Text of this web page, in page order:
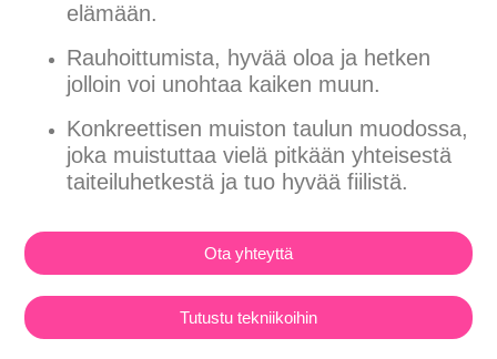
elämään.
Rauhoittumista, hyvää oloa ja hetken
jolloin voi unohtaa kaiken muun.
Konkreettisen muiston taulun muodossa,
joka muistuttaa vielä pitkään yhteisestä
taiteiluhetkestä ja tuo hyvää fiilistä.
Ota yhteyttä
Tutustu tekniikoihin